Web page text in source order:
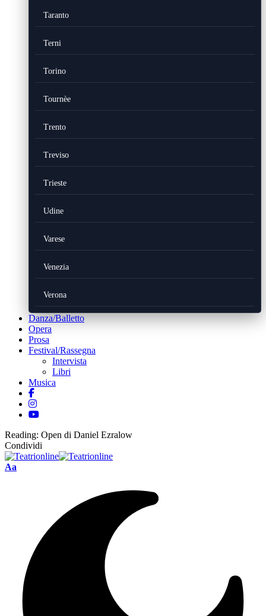
Taranto
Terni
Torino
Tournèe
Trento
Treviso
Trieste
Udine
Varese
Venezia
Verona
Danza/Balletto
Opera
Prosa
Festival/Rassegna
Intervista
Libri
Musica
Reading: Open di Daniel Ezralow
Condividi
Font
Aa